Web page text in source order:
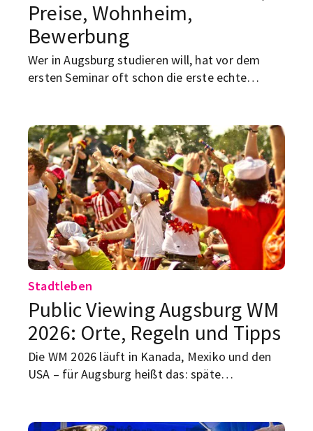
Preise, Wohnheim,
Bewerbung
Wer in Augsburg studieren will, hat vor dem
ersten Seminar oft schon die erste echte
Nachricht: Wer bei der Suche nach WG-Zimmern
in Augsburg oder einem Studentenwohnheim in
Augsburg klug vorgeht, kann sich viel Stress
sparen. Hier unsere Tipps für mehr Erfolg bei
der Suche…
Stadtleben
Public Viewing Augsburg WM
2026: Orte, Regeln und Tipps
Die WM 2026 läuft in Kanada, Mexiko und den
USA – für Augsburg heißt das: späte
Fußballabende.